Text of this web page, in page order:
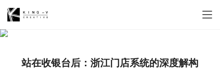
站在收银台后：浙江门店系统的深度解构